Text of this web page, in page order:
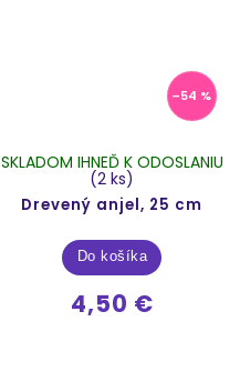
–54 %
Drevený anjel, 25 cm
SKLADOM IHNEĎ K ODOSLANIU
(2 ks)
4,50 €
Do košíka